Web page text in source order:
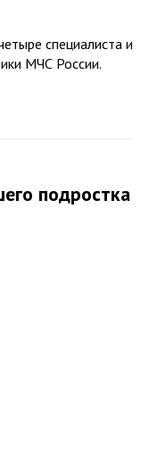
специалиста и
МЧС России.
подростка